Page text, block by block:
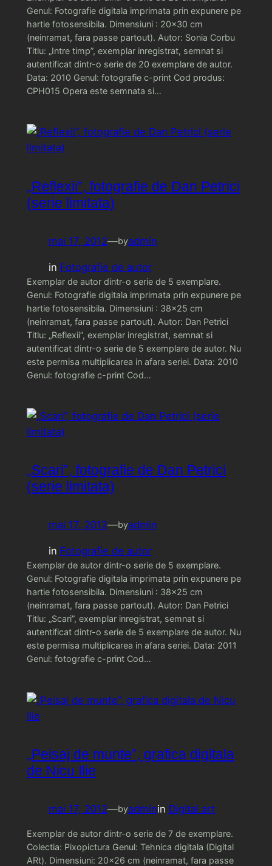
Genul: Fotografie digitala imprimata prin expunere pe
hartie fotosensibila. Dimensiuni : 20×30 cm
(neinramat, fara passe partout). Autor: Sonia Corbu
Titlu: „Intre timp”, exemplar inregistrat, semnat si
autentificat dintr-o serie de 20 exemplare de autor.
Data: 2010 Genul: fotografie c-print Cod produs:
CPH015 Opera este semnata si…
„Reflexii”, fotografie de Dan Petrici
(serie limitata)
mai 17, 2012—byadmin
in Fotografie de autor
Exemplar de autor dintr-o serie de 5 exemplare.
Genul: Fotografie digitala imprimata prin expunere pe
hartie fotosensibila. Dimensiuni : 38×25 cm
(neinramat, fara passe partout). Autor: Dan Petrici
Titlu: „Reflexii”, exemplar inregistrat, semnat si
autentificat dintr-o serie de 5 exemplare de autor. Nu
este permisa multiplicarea in afara seriei. Data: 2010
Genul: fotografie c-print Cod…
„Scari”, fotografie de Dan Petrici
(serie limitata)
mai 17, 2012—byadmin
in Fotografie de autor
Exemplar de autor dintr-o serie de 5 exemplare.
Genul: Fotografie digitala imprimata prin expunere pe
hartie fotosensibila. Dimensiuni : 38×25 cm
(neinramat, fara passe partout). Autor: Dan Petrici
Titlu: „Scari”, exemplar inregistrat, semnat si
autentificat dintr-o serie de 5 exemplare de autor. Nu
este permisa multiplicarea in afara seriei. Data: 2011
Genul: fotografie c-print Cod…
„Peisaj de munte”, grafica digitala
de Nicu Ilie
mai 17, 2012—byadminin Digital art
Exemplar de autor dintr-o serie de 7 de exemplare.
Colectia: Pixopictura Genul: Tehnica digitala (Digital
ARt). Dimensiuni: 20×26 cm (neinramat, fara passe